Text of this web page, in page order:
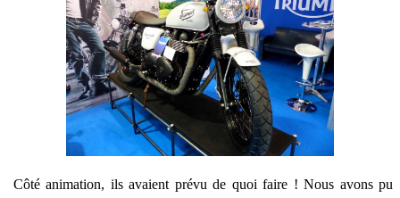
Côté animation, ils avaient prévu de quoi faire ! Nous avons pu